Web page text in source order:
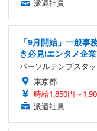
派遣社員
「9月開始」一般
き必見!エンタメ企
パーソルテンプスタ
東京都
時給1,850円～
派遣社員